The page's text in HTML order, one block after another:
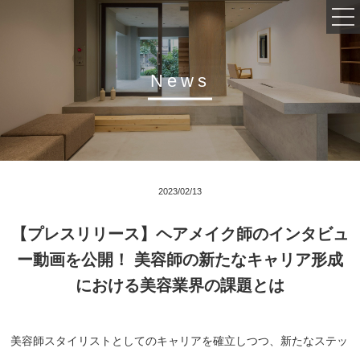
News
会社概要
活動実績
2023/02/13
【プレスリリース】ヘアメイク師のインタビュ
ー動画を公開！ 美容師の新たなキャリア形成
における美容業界の課題とは
美容師スタイリストとしてのキャリアを確立しつつ、新たなステッ